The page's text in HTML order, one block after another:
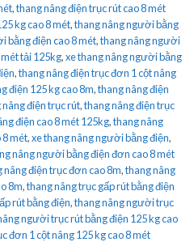
,thang nâng điện trục rút cao 8 mét
kg cao 8 mét,thang nâng người bằng
bằng điện cao 8 mét,thang nâng người
tải 125kg,xe thang nâng người bằng
,thang nâng điện trục đơn 1 cột nâng
điện 125 kg cao 8m,thang nâng điện
nâng điện trục rút,thang nâng điện trục
điện cao 8 mét 125kg,thang nâng
8 mét,xe thang nâng người bằng điện,
nâng người bằng điện đơn cao 8 mét
nâng điện trục đơn cao 8m,thang nâng
8m,thang nâng trục gấp rút bằng điện
rút bằng điện,thang nâng người trục
người trục rút bằng điện 125 kg cao
đơn 1 cột nâng 125 kg cao 8 mét